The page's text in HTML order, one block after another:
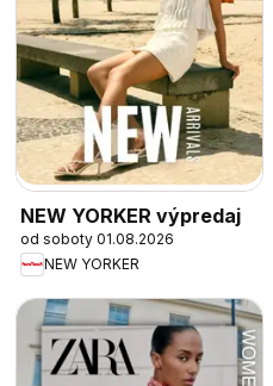
NEW YORKER výpredaj
od soboty 01.08.2026
NEW YORKER